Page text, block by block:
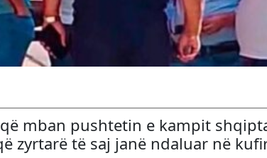
që mban pushtetin e kampit
zyrtarë të saj janë ndaluar në